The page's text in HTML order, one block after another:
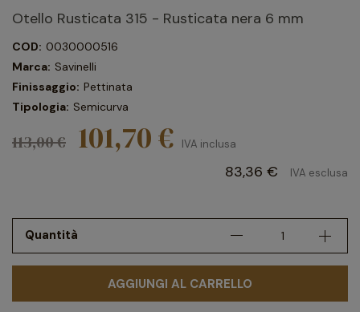
Otello Rusticata 315 - Rusticata nera 6 mm
COD: 0030000516
Marca: Savinelli
Finissaggio: Pettinata
Tipologia: Semicurva
113,00 € 101,70 € IVA inclusa
83,36 € IVA esclusa
Quantità
AGGIUNGI AL CARRELLO